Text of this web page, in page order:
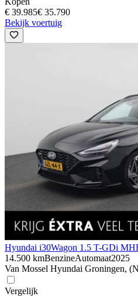
€ 39.985€ 35.790
Bekijk voertuig
Hyundai i30Wagon 1.5 T-GDi
14.500 kmBenzineAutomaat2025
Van Mossel Hyundai Groningen,
Vergelijk